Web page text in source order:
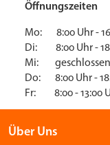
Öffnungszeiten
Mo: 8:00 Uhr -
Di: 8:00 Uhr -
Mi:
Do: 8:00 Uhr -
Fr: 8:00 - 13:00
Über Uns